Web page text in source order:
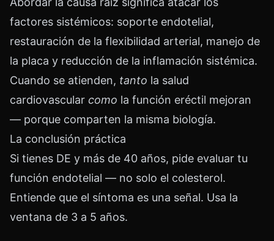
factores sistémicos: soporte endotelial,
restauración de la flexibilidad arterial, manejo de
la placa y reducción de la inflamación sistémica.
Cuando se atienden, tanto la salud
cardiovascular como la función eréctil mejoran
— porque comparten la misma biología.
La conclusión práctica
Si tienes DE y más de 40 años, pide evaluar tu
función endotelial — no solo el colesterol.
Entiende que el síntoma es una señal. Usa la
ventana de 3 a 5 años.